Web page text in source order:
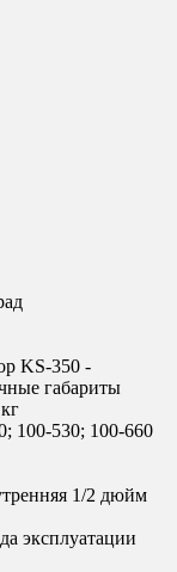
KS-350 -
габариты
100-530; 100-660
1/2 дюйм
эксплуатации